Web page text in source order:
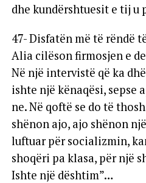
dhe kundërshtuesit e tij u
47- Disfatën më të rëndë
Alia cilëson firmosjen e
Në një intervistë që ka
ishte një kënaqësi, sepse
ne. Në qoftë se do të
shënon ajo, ajo shënon
luftuar për socializmin,
shoqëri pa klasa, për një
Ishte një dështim”…